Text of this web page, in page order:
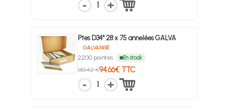
1
Ptes D34° 28 x 75 annelées GALVA
GALVANISÉ
2200 pointes En stock
130.42 €94.66€ TTC
1